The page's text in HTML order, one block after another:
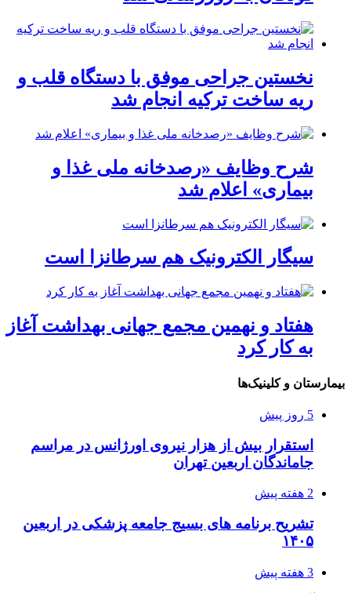
نخستین جراحی موفق با دستگاه قلب و
ریه ساخت ترکیه انجام شد
شرح وظایف «رصدخانه ملی غذا و
بیماری» اعلام شد
سیگار الکترونیک هم سرطانزا است
هفتاد و نهمین مجمع جهانی بهداشت آغاز
به کار کرد
بیمارستان و کلینیک‌ها
5 روز پیش
استقرار بیش از هزار نیروی اورژانس در مراسم
جاماندگان اربعین تهران
2 هفته پیش
تشریح برنامه های بسیج جامعه پزشکی در اربعین
۱۴۰۵
3 هفته پیش